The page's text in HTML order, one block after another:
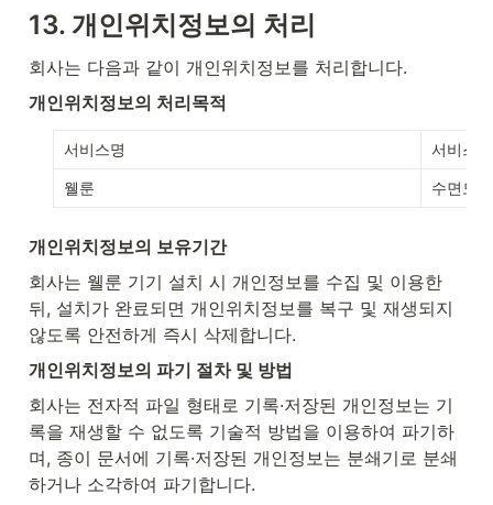
13. 개인위치정보의 처리
회사는 다음과 같이 개인위치정보를 처리합니다.
개인위치정보의 처리목적
서비스명 서비스
웰룬 수면모
개인위치정보의 보유기간
회사는 웰룬 기기 설치 시 개인정보를 수집 및 이용한
뒤, 설치가 완료되면 개인위치정보를 복구 및 재생되지
않도록 안전하게 즉시 삭제합니다.
개인위치정보의 파기 절차 및 방법
회사는 전자적 파일 형태로 기록·저장된 개인정보는 기
록을 재생할 수 없도록 기술적 방법을 이용하여 파기하
며, 종이 문서에 기록·저장된 개인정보는 분쇄기로 분쇄
하거나 소각하여 파기합니다.